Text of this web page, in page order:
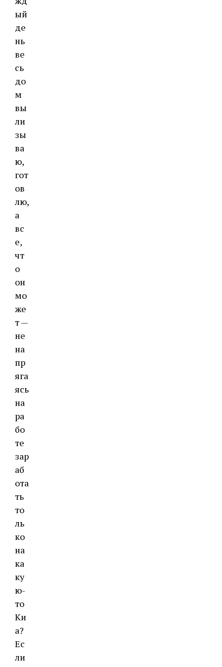
ый
де
нь
ве
сь
до
м
вы
ли
зы
ва
ю,
гот
ов
лю,
а
вс
е,
чт
о
он
мо
же
т —
не
на
пр
яга
ясь
на
ра
бо
те
зар
аб
ота
ть
то
ль
ко
на
ка
ку
ю-
то
Ки
а?
Ес
ли